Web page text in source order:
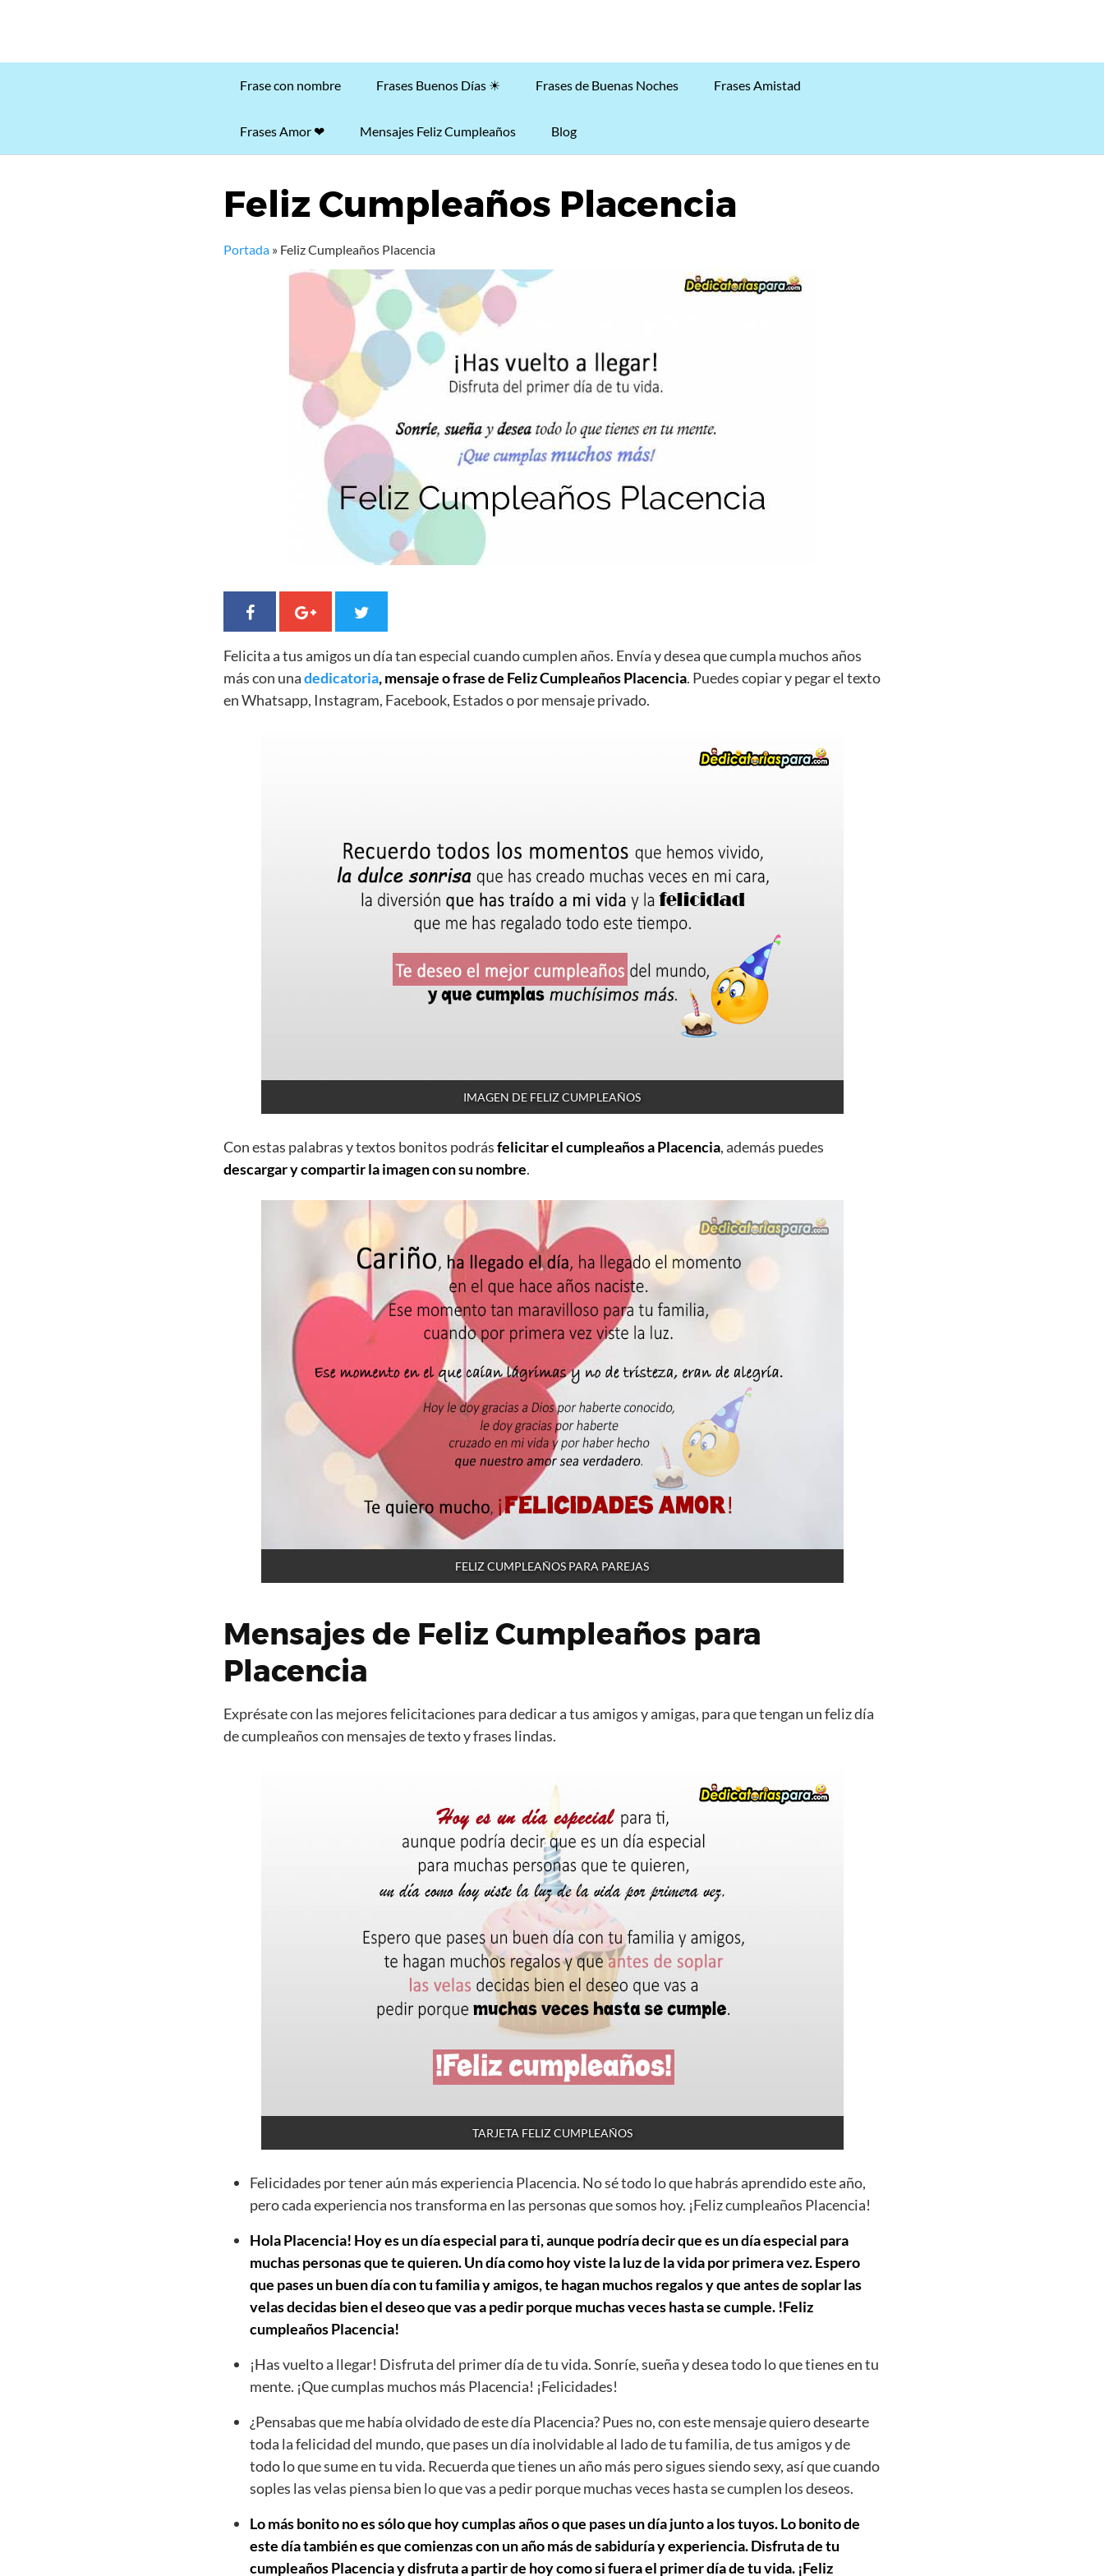
Frase con nombre Frases Buenos Días ☀ Frases de Buenas Noches Frases Amistad
Frases Amor ❤ Mensajes Feliz Cumpleaños Blog
Feliz Cumpleaños Placencia
Portada » Feliz Cumpleaños Placencia
Felicita a tus amigos un día tan especial cuando cumplen años. Envía y desea que cumpla muchos años
más con unadedicatoria, mensaje o frase de Feliz Cumpleaños Placencia. Puedes copiar y pegar el texto
en Whatsapp, Instagram, Facebook, Estados o por mensaje privado.
IMAGEN DE FELIZ CUMPLEAÑOS
Con estas palabras y textos bonitos podrásfelicitar el cumpleaños a Placencia, además puedes
descargar y compartir la imagen con su nombre.
FELIZ CUMPLEAÑOS PARA PAREJAS
Mensajes de Feliz Cumpleaños para
Placencia
Exprésate con las mejores felicitaciones para dedicar a tus amigos y amigas, para que tengan un feliz día
de cumpleaños con mensajes de texto y frases lindas.
TARJETA FELIZ CUMPLEAÑOS
Felicidades por tener aún más experiencia Placencia. No sé todo lo que habrás aprendido este año,
pero cada experiencia nos transforma en las personas que somos hoy. ¡Feliz cumpleaños Placencia!
Hola Placencia! Hoy es un día especial para ti, aunque podría decir que es un día especial para
muchas personas que te quieren. Un día como hoy viste la luz de la vida por primera vez. Espero
que pases un buen día con tu familia y amigos, te hagan muchos regalos y que antes de soplar las
velas decidas bien el deseo que vas a pedir porque muchas veces hasta se cumple. !Feliz
cumpleaños Placencia!
¡Has vuelto a llegar! Disfruta del primer día de tu vida. Sonríe, sueña y desea todo lo que tienes en tu
mente. ¡Que cumplas muchos más Placencia! ¡Felicidades!
¿Pensabas que me había olvidado de este día Placencia? Pues no, con este mensaje quiero desearte
toda la felicidad del mundo, que pases un día inolvidable al lado de tu familia, de tus amigos y de
todo lo que sume en tu vida. Recuerda que tienes un año más pero sigues siendo sexy, así que cuando
soples las velas piensa bien lo que vas a pedir porque muchas veces hasta se cumplen los deseos.
Lo más bonito no es sólo que hoy cumplas años o que pases un día junto a los tuyos. Lo bonito de
este día también es que comienzas con un año más de sabiduría y experiencia. Disfruta de tu
cumpleaños Placencia y disfruta a partir de hoy como si fuera el primer día de tu vida. ¡Feliz